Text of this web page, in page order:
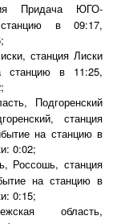
Придача ЮГО-
в 09:17,
станция Лиски
в 11:25,
Подгоренский
станция
на станцию в
0:02;
Россошь, станция
на станцию в
0:15;
область,